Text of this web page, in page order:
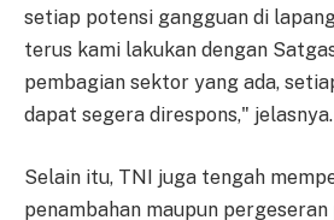
setiap potensi gangguan di
terus kami lakukan dengan
pembagian sektor yang ada,
dapat segera direspons," jelasnya.
Selain itu, TNI juga tengah
penambahan maupun